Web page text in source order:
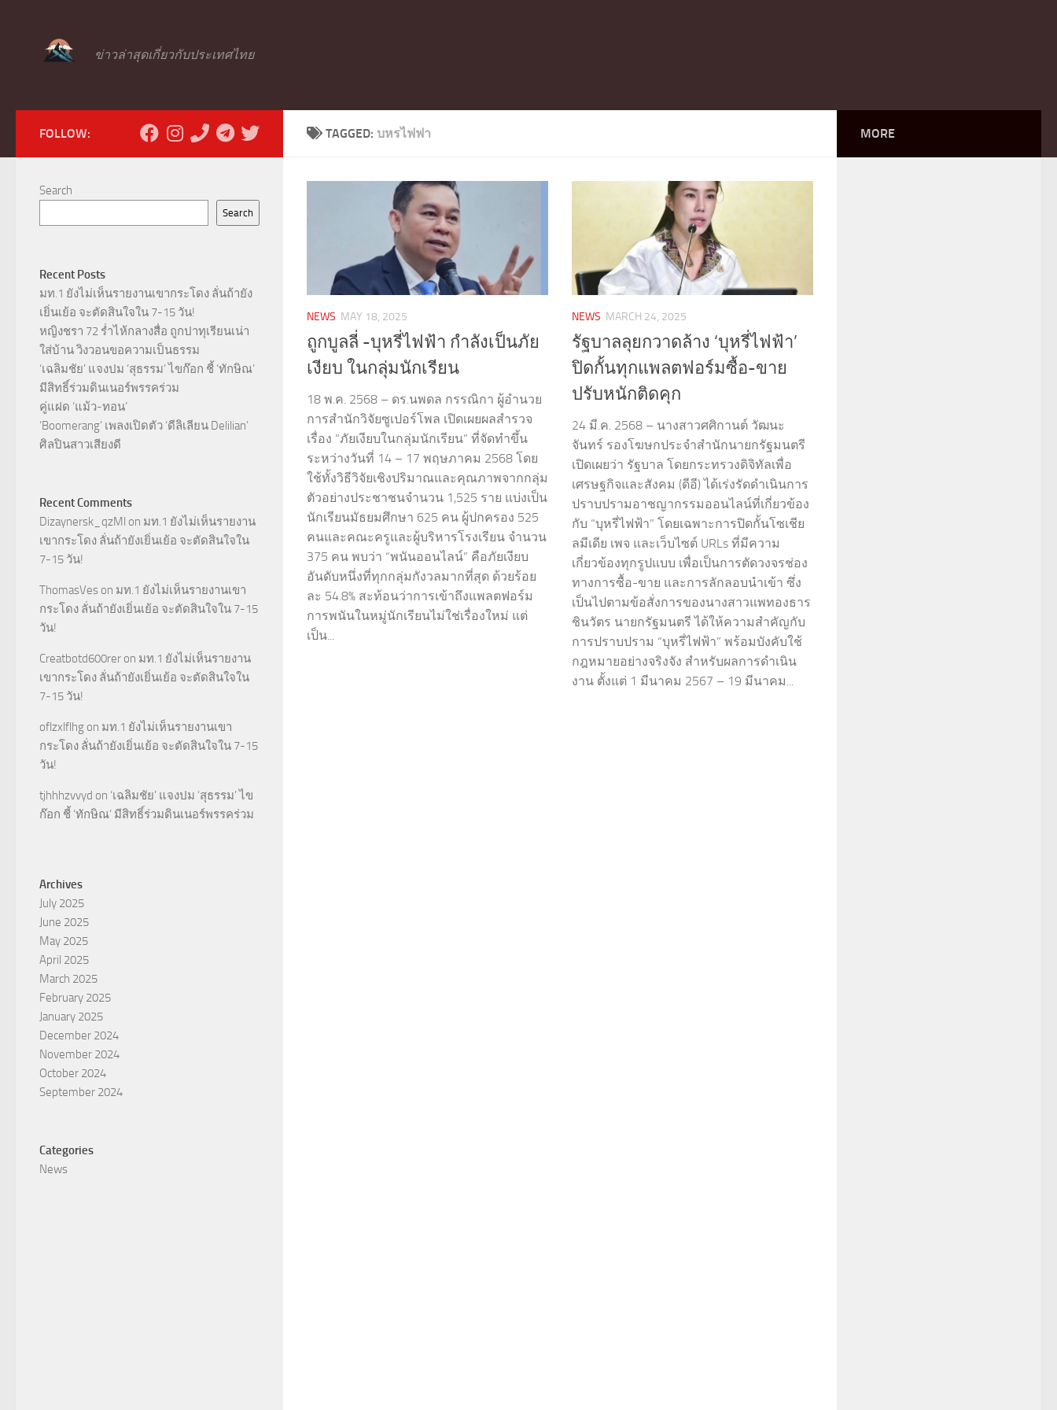
ข่าวล่าสุดเกี่ยวกับประเทศไทย
TAGGED: บหรไฟฟา
NEWS MAY 18, 2025
ถูกบูลลี่ -บุหรี่ไฟฟ้า กำลังเป็นภัย
เงียบ ในกลุ่มนักเรียน
18 พ.ค. 2568 – ดร.นพดล กรรณิกา ผู้อำนวย
การสำนักวิจัยซูเปอร์โพล เปิดเผยผลสำรวจ
เรื่อง “ภัยเงียบในกลุ่มนักเรียน” ที่จัดทำขึ้น
ระหว่างวันที่ 14 – 17 พฤษภาคม 2568 โดย
ใช้ทั้งวิธีวิจัยเชิงปริมาณและคุณภาพจากกลุ่ม
ตัวอย่างประชาชนจำนวน 1,525 ราย แบ่งเป็น
นักเรียนมัธยมศึกษา 625 คน ผู้ปกครอง 525
คนและคณะครูและผู้บริหารโรงเรียน จำนวน
375 คน พบว่า “พนันออนไลน์” คือภัยเงียบ
อันดับหนึ่งที่ทุกกลุ่มกังวลมากที่สุด ด้วยร้อย
ละ 54.8% สะท้อนว่าการเข้าถึงแพลตฟอร์ม
การพนันในหมู่นักเรียนไม่ใช่เรื่องใหม่ แต่
เป็น...
NEWS MARCH 24, 2025
รัฐบาลลุยกวาดล้าง ‘บุหรี่ไฟฟ้า’
ปิดกั้นทุกแพลตฟอร์มซื้อ-ขาย
ปรับหนักติดคุก
24 มี.ค. 2568 – นางสาวศศิกานต์ วัฒนะ
จันทร์ รองโฆษกประจำสำนักนายกรัฐมนตรี
เปิดเผยว่า รัฐบาล โดยกระทรวงดิจิทัลเพื่อ
เศรษฐกิจและสังคม (ดีอี) ได้เร่งรัดดำเนินการ
ปราบปรามอาชญากรรมออนไลน์ที่เกี่ยวข้อง
กับ “บุหรี่ไฟฟ้า” โดยเฉพาะการปิดกั้นโซเชีย
ลมีเดีย เพจ และเว็บไซต์ URLs ที่มีความ
เกี่ยวข้องทุกรูปแบบ เพื่อเป็นการตัดวงจรช่อง
ทางการซื้อ-ขาย และการลักลอบนำเข้า ซึ่ง
เป็นไปตามข้อสั่งการของนางสาวแพทองธาร
ชินวัตร นายกรัฐมนตรี ได้ให้ความสำคัญกับ
การปราบปราม “บุหรี่ไฟฟ้า” พร้อมบังคับใช้
กฎหมายอย่างจริงจัง สำหรับผลการดำเนิน
งาน ตั้งแต่ 1 มีนาคม 2567 – 19 มีนาคม...
FOLLOW:
Search
Search
Recent Posts
มท.1 ยังไม่เห็นรายงานเขากระโดง ลั่นถ้ายัง
เยิ่นเย้อ จะตัดสินใจใน 7-15 วัน!
หญิงชรา 72 ร่ำไห้กลางสื่อ ถูกปาทุเรียนเน่า
ใส่บ้าน วิงวอนขอความเป็นธรรม
‘เฉลิมชัย’ แจงปม ‘สุธรรม’ ไขก๊อก ชี้ ‘ทักษิณ’
มีสิทธิ์ร่วมดินเนอร์พรรคร่วม
คู่แฝด ‘แม้ว-ทอน’
‘Boomerang’ เพลงเปิดตัว ‘ดีลิเลียน Delilian’
ศิลปินสาวเสียงดี
Recent Comments
Dizaynersk_qzMl on มท.1 ยังไม่เห็นรายงาน
เขากระโดง ลั่นถ้ายังเยิ่นเย้อ จะตัดสินใจใน
7-15 วัน!
ThomasVes on มท.1 ยังไม่เห็นรายงานเขา
กระโดง ลั่นถ้ายังเยิ่นเย้อ จะตัดสินใจใน 7-15
วัน!
Creatbotd600rer on มท.1 ยังไม่เห็นรายงาน
เขากระโดง ลั่นถ้ายังเยิ่นเย้อ จะตัดสินใจใน
7-15 วัน!
oflzxlflhg on มท.1 ยังไม่เห็นรายงานเขา
กระโดง ลั่นถ้ายังเยิ่นเย้อ จะตัดสินใจใน 7-15
วัน!
tjhhhzvvyd on ‘เฉลิมชัย’ แจงปม ‘สุธรรม’ ไข
ก๊อก ชี้ ‘ทักษิณ’ มีสิทธิ์ร่วมดินเนอร์พรรคร่วม
Archives
July 2025
June 2025
May 2025
April 2025
March 2025
February 2025
January 2025
December 2024
November 2024
October 2024
September 2024
Categories
News
MORE